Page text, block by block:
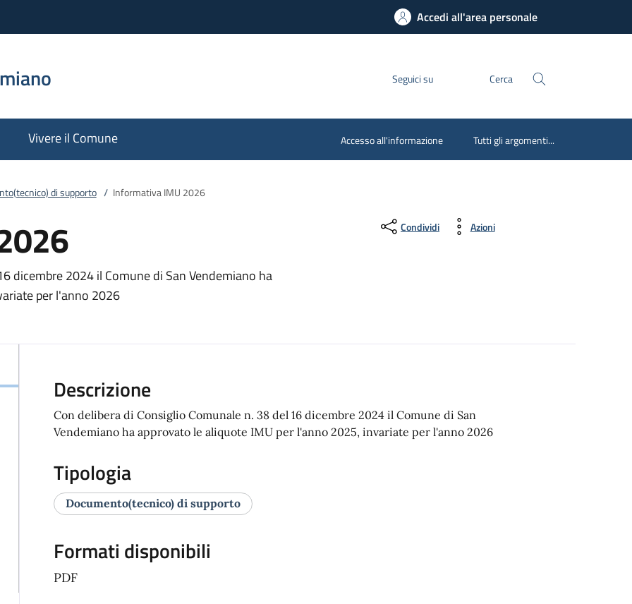
Accedi all'area personale
Seguici su Cerca
Vivere il Comune Accesso all'informazione Tutti gli argomenti...
di supporto / Informativa IMU 2026
dicembre 2024 il Comune di San Vendemiano ha
per l'anno 2026
Condividi Azioni
Descrizione
Con delibera di Consiglio Comunale n. 38 del 16 dicembre 2024 il Comune di San
Vendemiano ha approvato le aliquote IMU per l'anno 2025, invariate per l'anno 2026
Tipologia
Documento(tecnico) di supporto
Formati disponibili
PDF